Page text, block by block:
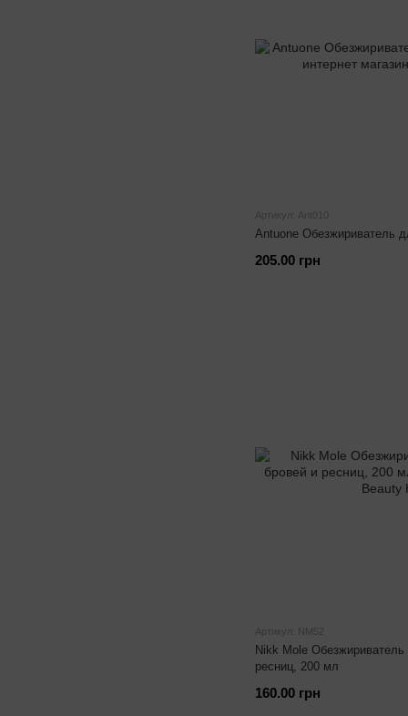
Артикул: Ant010
Antuone Обезжириватель
205.00 грн
Артикул: NM52
Nikk Mole
ресниц, 200 мл
160.00 грн